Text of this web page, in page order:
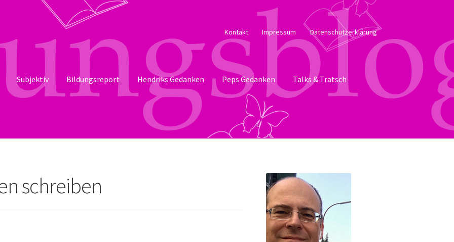
Kontakt Impressum Datenschutzerklärung
Subjektiv Bildungsreport Hendriks Gedanken Peps Gedanken Talks & Tratsch
schreiben